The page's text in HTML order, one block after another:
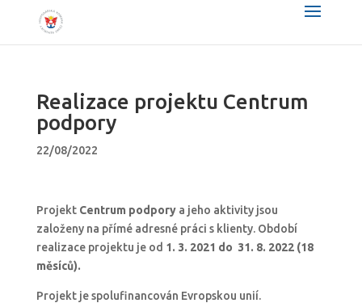
Realizace projektu Centrum
podpory
22/08/2022
Projekt Centrum podporya jeho aktivity jsou
založeny na přímé adresné práci s klienty. Období
realizace projektu je od 1. 3. 2021 do 31. 8. 2022 (18
měsíců).
Projekt je spolufinancován Evropskou unií.